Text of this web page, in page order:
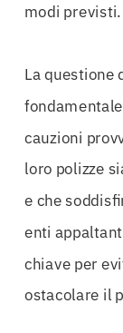
modi previsti.
La questione
cauzioni
loro polizze
e che
enti
chiave per
ostacolare il